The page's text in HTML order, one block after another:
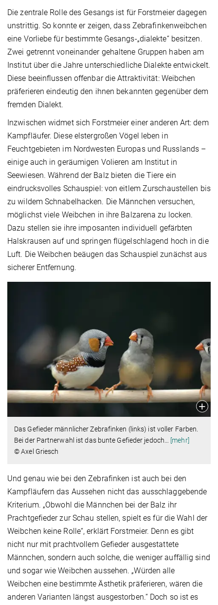
Die zentrale Rolle des Gesangs ist für Forstmeier dagegen
unstrittig. So konnte er zeigen, dass Zebrafinkenweibchen
eine Vorliebe für bestimmte Gesangs-„dialekte“ besitzen.
Zwei getrennt voneinander gehaltene Gruppen haben am
Institut über die Jahre unterschiedliche Dialekte entwickelt.
Diese beeinflussen offenbar die Attraktivität: Weibchen
präferieren eindeutig den ihnen bekannten gegenüber dem
fremden Dialekt.
Inzwischen widmet sich Forstmeier einer anderen Art: dem
Kampfläufer. Diese elstergroßen Vögel leben in
Feuchtgebieten im Nordwesten Europas und Russlands –
einige auch in geräumigen Volieren am Institut in
Seewiesen. Während der Balz bieten die Tiere ein
eindrucksvolles Schauspiel: von eitlem Zurschaustellen bis
zu wildem Schnabelhacken. Die Männchen versuchen,
möglichst viele Weibchen in ihre Balzarena zu locken.
Dazu stellen sie ihre imposanten individuell gefärbten
Halskrausen auf und springen flügelschlagend hoch in die
Luft. Die Weibchen beäugen das Schauspiel zunächst aus
sicherer Entfernung.
Das Gefieder männlicher Zebrafinken (links) ist voller Farben.
Bei der Partnerwahl ist das bunte Gefieder jedoch… [mehr]
© Axel Griesch
Und genau wie bei den Zebrafinken ist auch bei den
Kampfläufern das Aussehen nicht das ausschlaggebende
Kriterium. „Obwohl die Männchen bei der Balz ihr
Prachtgefieder zur Schau stellen, spielt es für die Wahl der
Weibchen keine Rolle“, erklärt Forstmeier. Denn es gibt
nicht nur mit prachtvollem Gefieder ausgestattete
Männchen, sondern auch solche, die weniger auffällig sind
und sogar wie Weibchen aussehen. „Würden alle
Weibchen eine bestimmte Ästhetik präferieren, wären die
anderen Varianten längst ausgestorben.“ Doch so ist es